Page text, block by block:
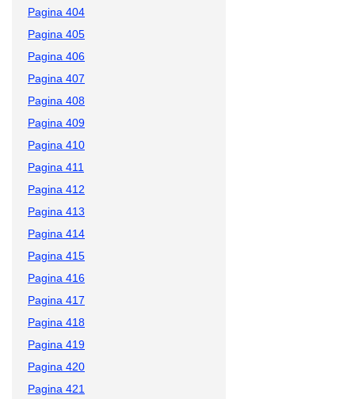
Pagina 404
Pagina 405
Pagina 406
Pagina 407
Pagina 408
Pagina 409
Pagina 410
Pagina 411
Pagina 412
Pagina 413
Pagina 414
Pagina 415
Pagina 416
Pagina 417
Pagina 418
Pagina 419
Pagina 420
Pagina 421